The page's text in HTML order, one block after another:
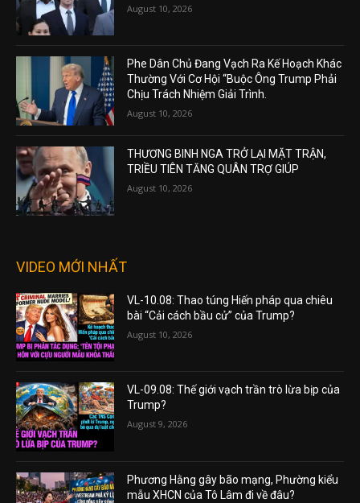
August 10, 2026
Phe Dân Chủ Đang Vạch Ra Kế Hoạch Khác
Thường Với Cơ Hội “Buộc Ông Trump Phải
Chịu Trách Nhiệm Giải Trình.
August 10, 2026
THƯƠNG BINH NGA TRỞ LẠI MẶT TRẬN,
TRIỀU TIÊN TĂNG QUÂN TRỢ GIÚP
August 10, 2026
VIDEO MỚI NHẤT
VL-10.08: Thao túng Hiến pháp qua chiêu
bài “Cải cách bầu cử” của Trump?
August 10, 2026
VL-09.08: Thế giới vạch trần trò lừa bịp của
Trump?
August 9, 2026
Phương Hằng gây bão mạng, Phường kiểu
mẫu XHCN của Tô Lâm đi về đâu?